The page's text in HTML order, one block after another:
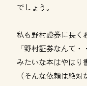
でしょう。
私も野村證券に長く
「野村証券なんて・
みたいな本はやはり
（そんな依頼は絶対